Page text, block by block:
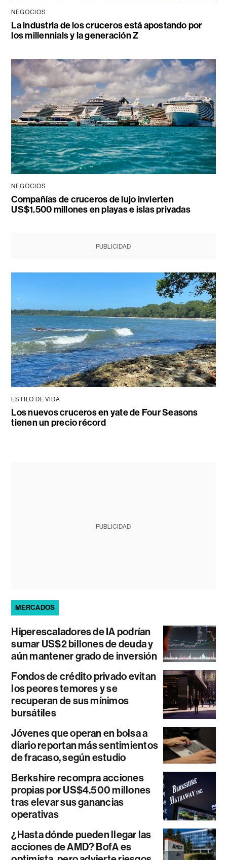
NEGOCIOS
La industria de los cruceros está apostando por
los millennials y la generación Z
NEGOCIOS
Compañías de cruceros de lujo invierten
US$1.500 millones en playas e islas privadas
PUBLICIDAD
ESTILO DE VIDA
Los nuevos cruceros en yate de Four Seasons
tienen un precio récord
PUBLICIDAD
MERCADOS
Hiperescaladores de IA podrían
sumar US$2 billones de deuda y
aún mantener grado de inversión
Fondos de crédito privado evitan
los peores temores y se
recuperan de sus mínimos
bursátiles
Jóvenes que operan en bolsa a
diario reportan más sentimientos
de fracaso, según estudio
Berkshire recompra acciones
propias por US$4.500 millones
tras elevar sus ganancias
operativas
¿Hasta dónde pueden llegar las
acciones de AMD? BofA es